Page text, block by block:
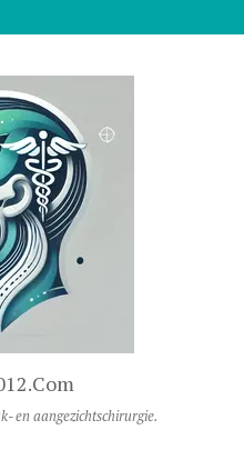
en aangezichtschirurgie.